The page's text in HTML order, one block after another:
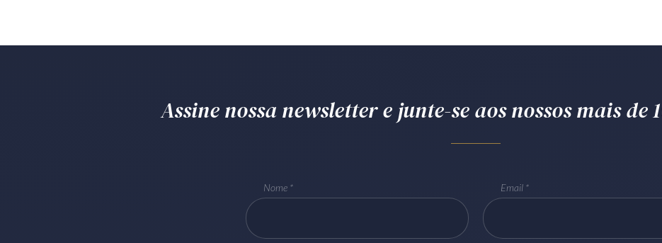
Assine nossa newsletter e junte-se aos nossos mais de
Nome Email